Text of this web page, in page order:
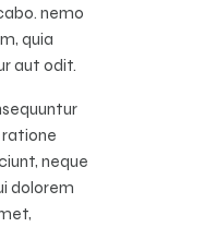
nemo
quia
aut odit.
ratione
neque
dolorem